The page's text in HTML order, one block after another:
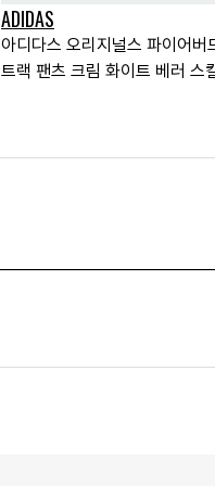
ADIDAS
아디다스 오리지널스 파이어버
트랙 팬츠 크림 화이트 베러 스